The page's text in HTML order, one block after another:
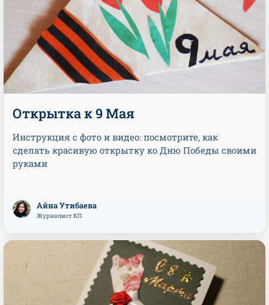
Открытка к 9 Мая
Инструкция с фото и видео: посмотрите, как
сделать красивую открытку ко Дню Победы своими
руками
Айна Утибаева
Журналист КП